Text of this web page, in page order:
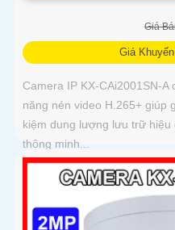
Giá
Giá
Camera IP KX-CAi2001SN-
năng nén video H.265+ giúp
kiệm dung lượng lưu trữ
thông minh...